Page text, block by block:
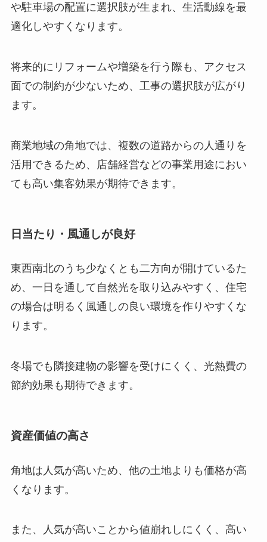
や駐車場の配置に選択肢が生まれ、生活動線を最
適化しやすくなります。
将来的にリフォームや増築を行う際も、アクセス
面での制約が少ないため、工事の選択肢が広がり
ます。
商業地域の角地では、複数の道路からの人通りを
活用できるため、店舗経営などの事業用途におい
ても高い集客効果が期待できます。
日当たり・風通しが良好
東西南北のうち少なくとも二方向が開けているた
め、一日を通して自然光を取り込みやすく、住宅
の場合は明るく風通しの良い環境を作りやすくな
ります。
冬場でも隣接建物の影響を受けにくく、光熱費の
節約効果も期待できます。
資産価値の高さ
角地は人気が高いため、他の土地よりも価格が高
くなります。
また、人気が高いことから値崩れしにくく、高い